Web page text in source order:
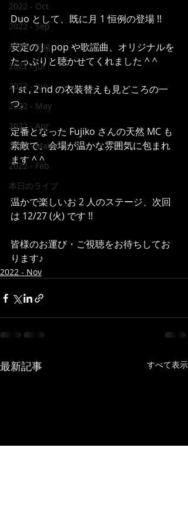
2022 - Oct
2022 - Sep
2022 - Aug
2022 - Jul
2022 - Jun
2022 - May
2022 - Apr
2022 - Mar
2022 - Feb
本日のライブ
Duo として、既に月 1 恒例の登場 !!
安定の J - pop や歌謡曲、オリジナルを
たっぷりと聴かせてくれました ^ ^
1 st , 2 nd の衣装替えも見どころの一
つ。
定番となった Fujiko さんの天然 MC も
素敵で、会場が温かな雰囲気に包まれ
ます ^ ^
温かで楽しいお 2 人のステージ、次回
は 12/27 (火) です !!
皆様のお運び・ご視聴をお待ちしてお
ります♪
2022 - Nov
最新記事 すべて表示